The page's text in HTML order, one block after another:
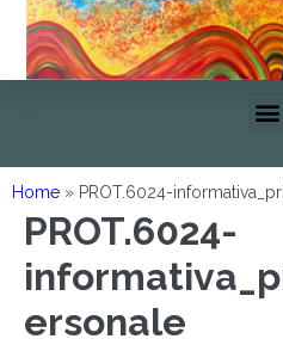
Home » PROT.6024-
PROT.6024-
ersonale